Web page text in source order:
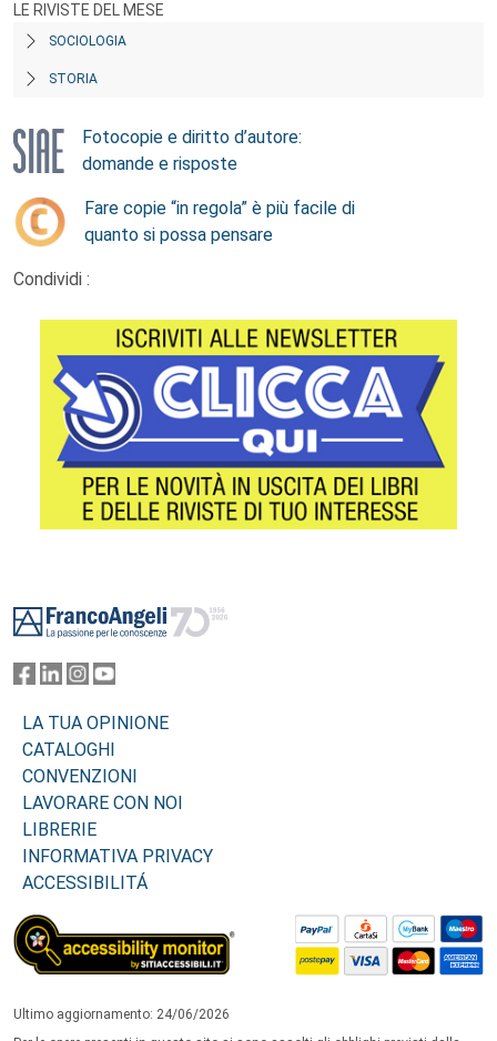
LE RIVISTE DEL MESE
SOCIOLOGIA
STORIA
Fotocopie e diritto d’autore:
domande e risposte
Fare copie “in regola” è più facile di
quanto si possa pensare
Condividi :
LA TUA OPINIONE
CATALOGHI
CONVENZIONI
LAVORARE CON NOI
LIBRERIE
INFORMATIVA PRIVACY
ACCESSIBILITÁ
Ultimo aggiornamento: 24/06/2026